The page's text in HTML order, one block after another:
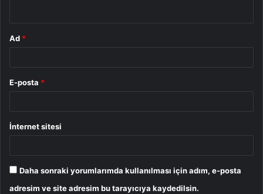
Ad *
E-posta *
İnternet sitesi
Daha sonraki yorumlarımda kullanılması için adım, e-posta
adresim ve site adresim bu tarayıcıya kaydedilsin.